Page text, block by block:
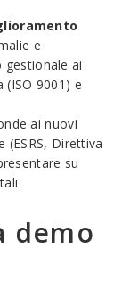
e
gestionale ai
(ISO 9001) e
ai nuovi
Direttiva
su
demo